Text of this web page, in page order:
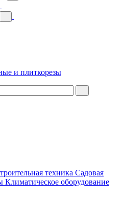
и плиткорезы
техника Садовая
Климатическое оборудование